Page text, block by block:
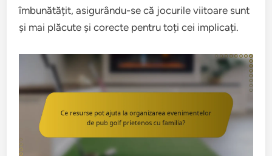
îmbunătățit, asigurându-se că jocurile viitoare sunt
și mai plăcute și corecte pentru toți cei implicați.